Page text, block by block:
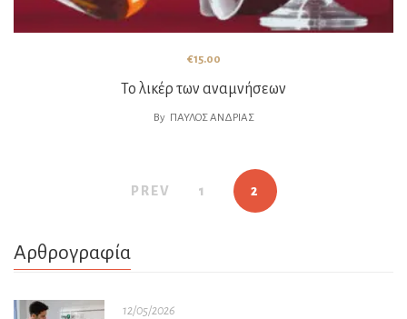
Το λικέρ των αναμνήσεων
€15.00
By ΠΑΎΛΟΣ ΑΝΔΡΙΆΣ
PREV 1 2
Αρθρογραφία
12/05/2026